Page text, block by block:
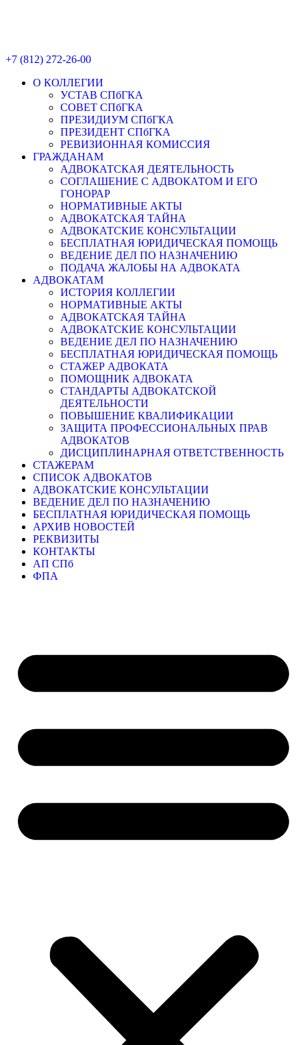
+7 (812) 272-26-00
О КОЛЛЕГИИ
УСТАВ СПбГКА
СОВЕТ СПбГКА
ПРЕЗИДИУМ СПбГКА
ПРЕЗИДЕНТ СПбГКА
РЕВИЗИОННАЯ КОМИССИЯ
ГРАЖДАНАМ
АДВОКАТСКАЯ ДЕЯТЕЛЬНОСТЬ
СОГЛАШЕНИЕ С АДВОКАТОМ И ЕГО
ГОНОРАР
НОРМАТИВНЫЕ АКТЫ
АДВОКАТСКАЯ ТАЙНА
АДВОКАТСКИЕ КОНСУЛЬТАЦИИ
БЕСПЛАТНАЯ ЮРИДИЧЕСКАЯ ПОМОЩЬ
ВЕДЕНИЕ ДЕЛ ПО НАЗНАЧЕНИЮ
ПОДАЧА ЖАЛОБЫ НА АДВОКАТА
АДВОКАТАМ
ИСТОРИЯ КОЛЛЕГИИ
НОРМАТИВНЫЕ АКТЫ
АДВОКАТСКАЯ ТАЙНА
АДВОКАТСКИЕ КОНСУЛЬТАЦИИ
ВЕДЕНИЕ ДЕЛ ПО НАЗНАЧЕНИЮ
БЕСПЛАТНАЯ ЮРИДИЧЕСКАЯ ПОМОЩЬ
СТАЖЕР АДВОКАТА
ПОМОЩНИК АДВОКАТА
СТАНДАРТЫ АДВОКАТСКОЙ
ДЕЯТЕЛЬНОСТИ
ПОВЫШЕНИЕ КВАЛИФИКАЦИИ
ЗАЩИТА ПРОФЕССИОНАЛЬНЫХ ПРАВ
АДВОКАТОВ
ДИСЦИПЛИНАРНАЯ ОТВЕТСТВЕННОСТЬ
СТАЖЕРАМ
СПИСОК АДВОКАТОВ
АДВОКАТСКИЕ КОНСУЛЬТАЦИИ
ВЕДЕНИЕ ДЕЛ ПО НАЗНАЧЕНИЮ
БЕСПЛАТНАЯ ЮРИДИЧЕСКАЯ ПОМОЩЬ
АРХИВ НОВОСТЕЙ
РЕКВИЗИТЫ
КОНТАКТЫ
АП СПб
ФПА